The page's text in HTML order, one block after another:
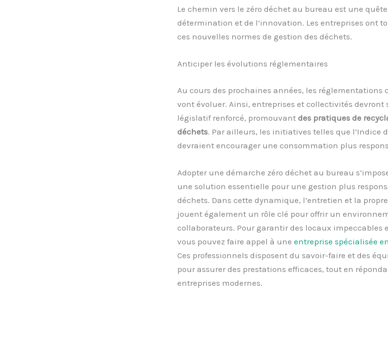
Le chemin vers le zéro déchet au bureau est une
détermination et de l’innovation. Les entreprises ont
ces nouvelles normes de gestion des déchets.
Anticiper les évolutions réglementaires
Au cours des prochaines années, les réglementations
vont évoluer. Ainsi, entreprises et collectivités devront
législatif renforcé, promouvant des pratiques de
déchets. Par ailleurs, les initiatives telles que l’Indice
devraient encourager une consommation plus
Adopter une démarche zéro déchet au bureau
une solution essentielle pour une gestion plus
déchets. Dans cette dynamique, l’entretien et la
jouent également un rôle clé pour offrir un
collaborateurs. Pour garantir des locaux impeccables
vous pouvez faire appel à une entreprise spécialisée
Ces professionnels disposent du savoir-faire et des
pour assurer des prestations efficaces, tout en
entreprises modernes.